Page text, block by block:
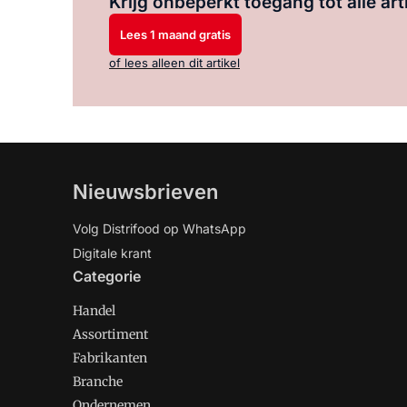
Lees 1 maand gratis
of lees alleen dit artikel
Nieuwsbrieven
Volg Distrifood op WhatsApp
Digitale krant
Categorie
Handel
Assortiment
Fabrikanten
Branche